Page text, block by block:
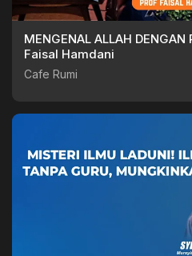
MENGENAL ALLAH
Faisal Hamdani
Cafe Rumi